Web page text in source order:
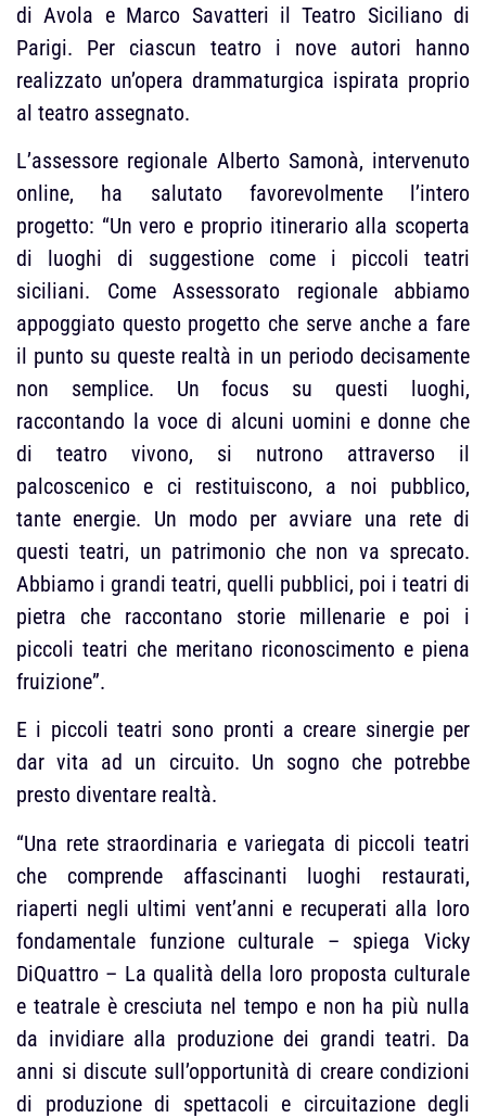
di Avola e Marco Savatteri il Teatro Siciliano di
Parigi. Per ciascun teatro i nove autori hanno
realizzato un’opera drammaturgica ispirata proprio
al teatro assegnato.
L’assessore regionale Alberto Samonà, intervenuto
online, ha salutato favorevolmente l’intero
progetto: “Un vero e proprio itinerario alla scoperta
di luoghi di suggestione come i piccoli teatri
siciliani. Come Assessorato regionale abbiamo
appoggiato questo progetto che serve anche a fare
il punto su queste realtà in un periodo decisamente
non semplice. Un focus su questi luoghi,
raccontando la voce di alcuni uomini e donne che
di teatro vivono, si nutrono attraverso il
palcoscenico e ci restituiscono, a noi pubblico,
tante energie. Un modo per avviare una rete di
questi teatri, un patrimonio che non va sprecato.
Abbiamo i grandi teatri, quelli pubblici, poi i teatri di
pietra che raccontano storie millenarie e poi i
piccoli teatri che meritano riconoscimento e piena
fruizione”.
E i piccoli teatri sono pronti a creare sinergie per
dar vita ad un circuito. Un sogno che potrebbe
presto diventare realtà.
“Una rete straordinaria e variegata di piccoli teatri
che comprende affascinanti luoghi restaurati,
riaperti negli ultimi vent’anni e recuperati alla loro
fondamentale funzione culturale – spiega Vicky
DiQuattro – La qualità della loro proposta culturale
e teatrale è cresciuta nel tempo e non ha più nulla
da invidiare alla produzione dei grandi teatri. Da
anni si discute sull’opportunità di creare condizioni
di produzione di spettacoli e circuitazione degli